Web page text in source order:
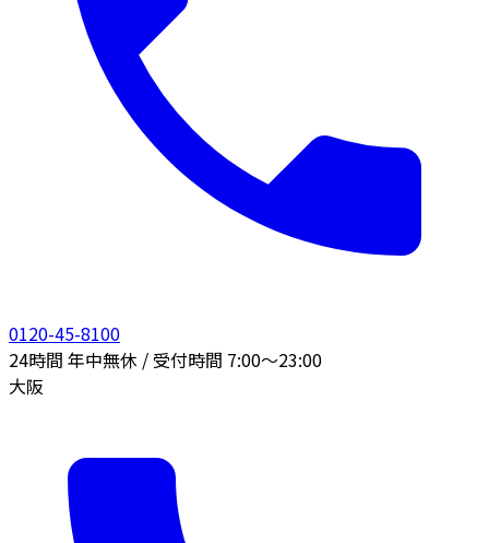
0120-45-8100
24時間 年中無休 / 受付時間 7:00〜23:00
大阪